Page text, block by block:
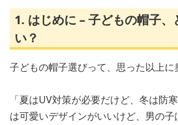
1. はじめに – 子どもの帽子
い？
子どもの帽子選びって、思った以上に
「夏はUV対策が必要だけど、冬は防
は可愛いデザインがいいけど、男の子